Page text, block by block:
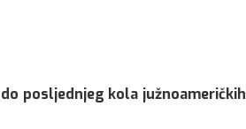
posljednjeg kola južnoameričkih